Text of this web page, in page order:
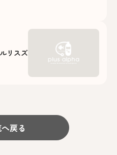
リスズ
戻る